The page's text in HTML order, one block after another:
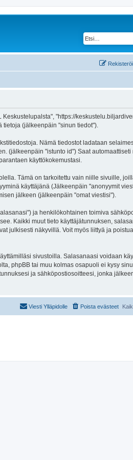
"https://
tietoja (jälkeenpäin "sinun tiedot").
Nämä tiedostot ladataan
(jälkeenpäin "istunto id") Saat automaattiseti
käyttökokemustasi.
Tämä on tarkoitettu vain niille sivuille,
käyttäjänä (Jälkeenpäin "anonyymit
jälkeen (jälkeenpäin "omat viestisi").
ja henkilökohtainen toimiva
Kaikki muut tieto käyttäjätunnuksen,
julkisesti näkyvillä. Voit myös liittyä ja
sivustoilla. Salasanaasi voidaan
phpBB tai muu kolmas osapuoli ei kysy
ja sähköpostiosoitteesi, jonka
Poista evästeet
Viesti Ylläpidolle